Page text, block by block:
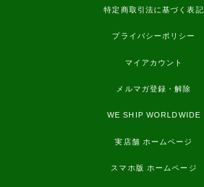
特定商取引法に基づく表記
プライバシーポリシー
マイアカウント
メルマガ登録・解除
WE SHIP WORLDWIDE
実店舗 ホームページ
スマホ版 ホームページ